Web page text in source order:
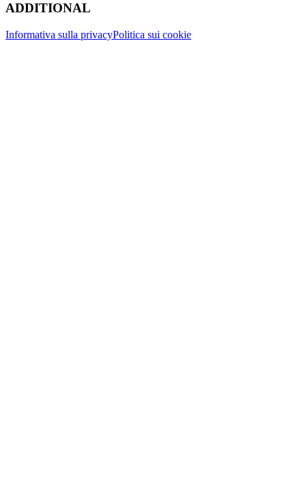
ADDITIONAL
Informativa sulla privacyPolitica sui cookie